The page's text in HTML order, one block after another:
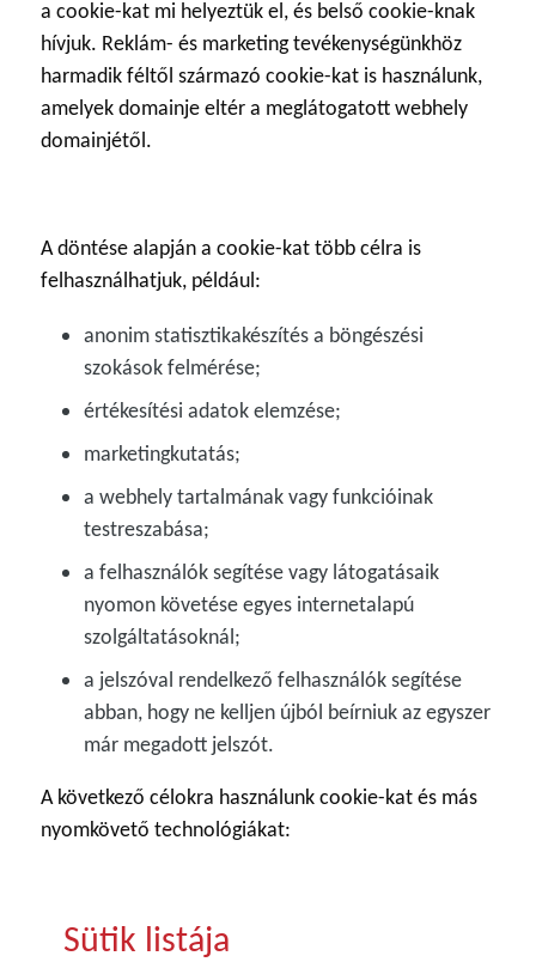
a cookie-kat mi helyeztük el, és belső cookie-knak
hívjuk. Reklám- és marketing tevékenységünkhöz
harmadik féltől származó cookie-kat is használunk,
amelyek domainje eltér a meglátogatott webhely
domainjétől.
A döntése alapján a cookie-kat több célra is
felhasználhatjuk, például:
anonim statisztikakészítés a böngészési
szokások felmérése;
értékesítési adatok elemzése;
marketingkutatás;
a webhely tartalmának vagy funkcióinak
testreszabása;
a felhasználók segítése vagy látogatásaik
nyomon követése egyes internetalapú
szolgáltatásoknál;
a jelszóval rendelkező felhasználók segítése
abban, hogy ne kelljen újból beírniuk az egyszer
már megadott jelszót.
A következő célokra használunk cookie-kat és más
nyomkövető technológiákat:
Sütik listája